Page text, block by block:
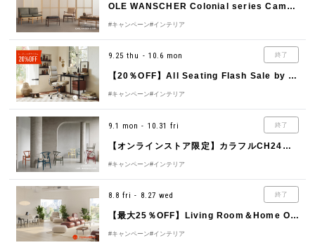
OLE WANSCHER Colonial series Campaign by CARL HANSEN＆SØN（カール・ハンセン＆サン）
#キャンペーン#インテリア
終了
9.25 thu - 10.6 mon
【20％OFF】All Seating Flash Sale by Herman Miller（ハーマンミラー）
#キャンペーン#インテリア
終了
9.1 mon - 10.31 fri
【オンラインストア限定】カラフルCH24（Yチェア）キャンペーン
#キャンペーン#インテリア
終了
8.8 fri - 8.27 wed
【最大25％OFF】Living Room＆Home Office Sale
#キャンペーン#インテリア